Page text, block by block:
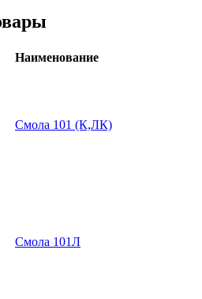
Наименование
Смола 101 (К,ЛК)
Смола 101Л